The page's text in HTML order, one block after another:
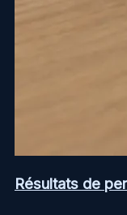
Résultats de